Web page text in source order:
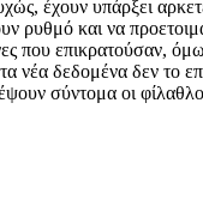
έχουν υπάρξει
και να
που επικρατούσαν,
δεδομένα δεν το
σύντομα οι